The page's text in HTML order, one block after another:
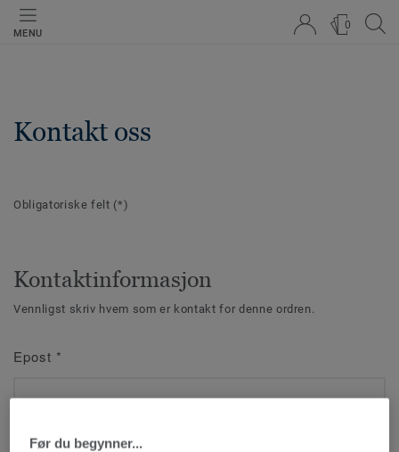
MENU
0
Kontakt oss
Obligatoriske felt (*)
Kontaktinformasjon
Vennligst skriv hvem som er kontakt for denne ordren.
Epost *
Før du begynner...